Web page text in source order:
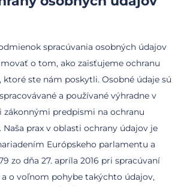
spracúvania osobných údajov
o tom, ako zaisťujeme ochranu
ktoré ste nám poskytli. Osobné údaje sú
a používané výhradne v
zákonnými predpismi na ochranu
prax v oblasti ochrany údajov je
Európskeho parlamentu a
zo dňa 27. apríla 2016 pri spracúvaní
o voľnom pohybe takýchto údajov,